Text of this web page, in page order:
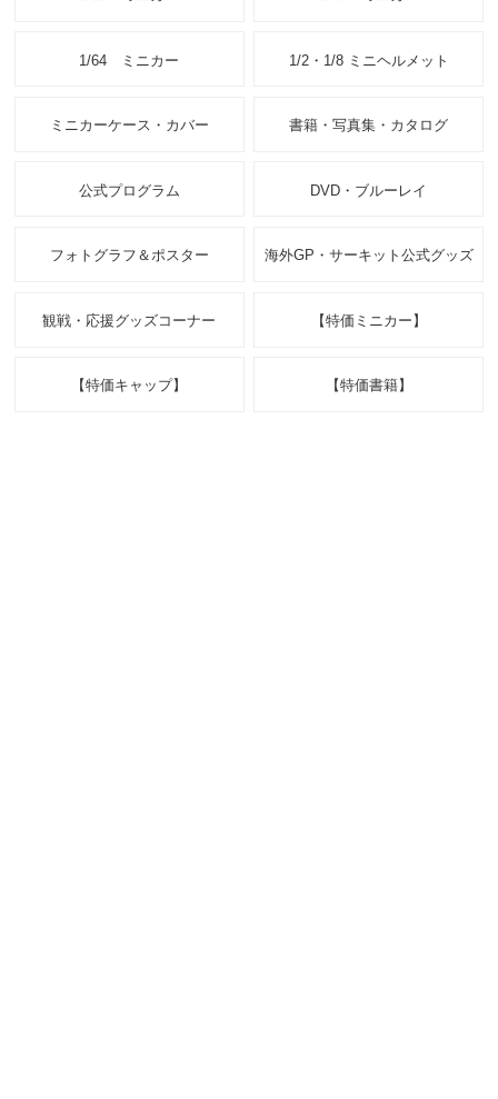
1/64 ミニカー 1/2・1/8 ミニヘルメット
ミニカーケース・カバー 書籍・写真集・カタログ
公式プログラム DVD・ブルーレイ
フォトグラフ＆ポスター 海外GP・サーキット公式グッズ
観戦・応援グッズコーナー 【特価ミニカー】
【特価キャップ】 【特価書籍】